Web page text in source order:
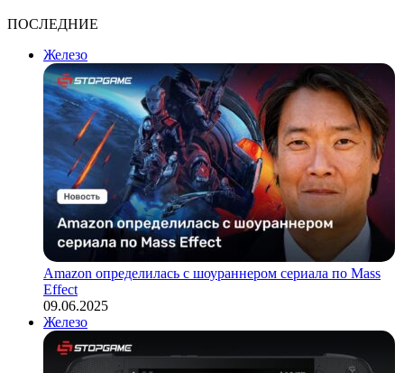
ПОСЛЕДНИЕ
Железо
Amazon определилась с шоураннером сериала по Mass
Effect
09.06.2025
Железо